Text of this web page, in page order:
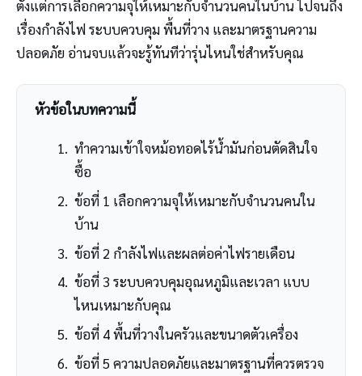
ตั้งแต่การเลือกความจุให้เหมาะกับจำนวนคนในบ้าน ไปจนถึง
เรื่องกำลังไฟ ระบบควบคุม พื้นที่วาง และมาตรฐานความ
ปลอดภัย อ่านจบแล้วจะรู้ทันทีว่ารุ่นไหนใช่สำหรับคุณ
หัวข้อในบทความนี้
ทำความเข้าใจหม้อทอดไร้น้ำมันก่อนตัดสินใจ
ซื้อ
ข้อที่ 1 เลือกความจุให้เหมาะกับจำนวนคนใน
บ้าน
ข้อที่ 2 กำลังไฟและผลต่อค่าไฟรายเดือน
ข้อที่ 3 ระบบควบคุมอุณหภูมิและเวลา แบบ
ไหนเหมาะกับคุณ
ข้อที่ 4 พื้นที่วางในครัวและขนาดตัวเครื่อง
ข้อที่ 5 ความปลอดภัยและมาตรฐานที่ควรตรวจ